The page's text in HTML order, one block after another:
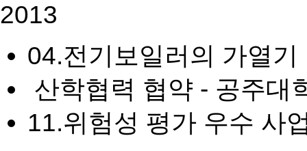
2013
04.전기보일러의 가열
산학협력 협약 - 공주대
11.위험성 평가 우수 사